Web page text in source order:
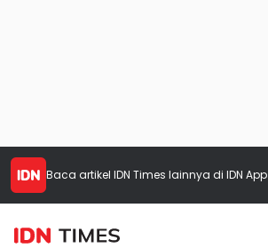
Baca artikel IDN Times lainnya di IDN App